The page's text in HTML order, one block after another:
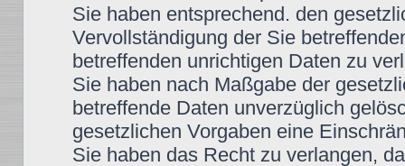
Sie haben entsprechend. den
Vervollständigung der Sie
betreffenden unrichtigen Daten zu
Sie haben nach Maßgabe der
betreffende Daten unverzüglich
gesetzlichen Vorgaben eine
Sie haben das Recht zu verlangen,